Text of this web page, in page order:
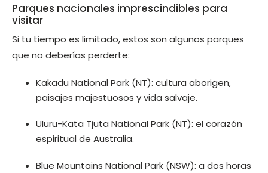
Parques nacionales imprescindibles para
visitar
Si tu tiempo es limitado, estos son algunos parques
que no deberías perderte:
Kakadu National Park (NT): cultura aborigen,
paisajes majestuosos y vida salvaje.
Uluru-Kata Tjuta National Park (NT): el corazón
espiritual de Australia.
Blue Mountains National Park (NSW): a dos horas